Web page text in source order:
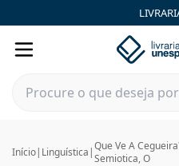
Início| Linguística |Que Ve A
Semiotica, O